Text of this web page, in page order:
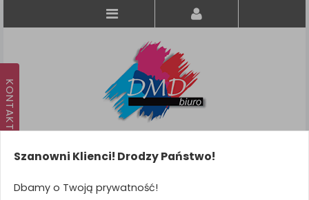
Szanowni Klienci! Drodzy Państwo!
Dbamy o Twoją prywatność!